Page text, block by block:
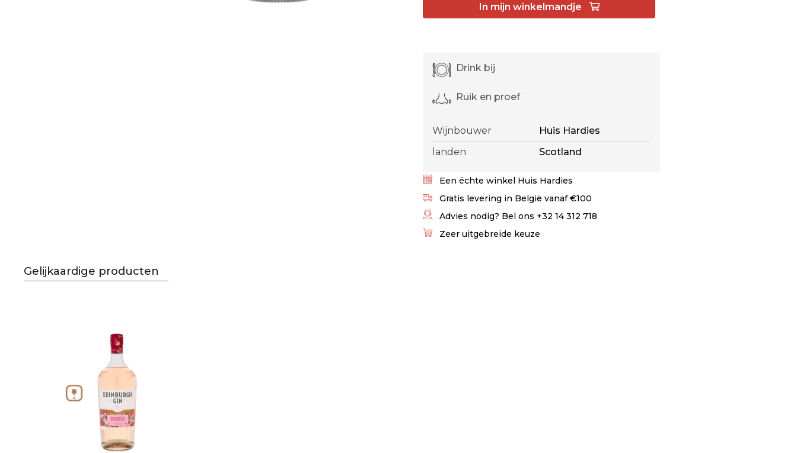
In mijn winkelmandje
Drink bij
Ruik en proef
Wijnbouwer
Huis Hardies
landen
Scotland
Een échte winkel Huis Hardies
Gratis levering in België vanaf €100
Advies nodig? Bel ons +32 14 312 718
Zeer uitgebreide keuze
Gelijkaardige producten